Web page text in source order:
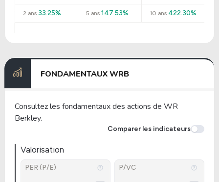
2 ans 33.25% 5 ans 147.53% 10 ans422.30%
FONDAMENTAUX WRB
Consultez les fondamentaux des actions de WR
Berkley.
Comparer les indicateurs
Valorisation
PER (P/E) P/VC